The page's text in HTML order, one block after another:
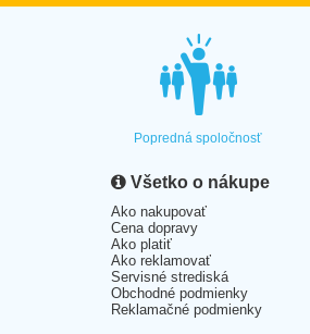
Popredná spoločnosť
Všetko o nákupe
Ako nakupovať
Cena dopravy
Ako platiť
Ako reklamovať
Servisné strediská
Obchodné podmienky
Reklamačné podmienky